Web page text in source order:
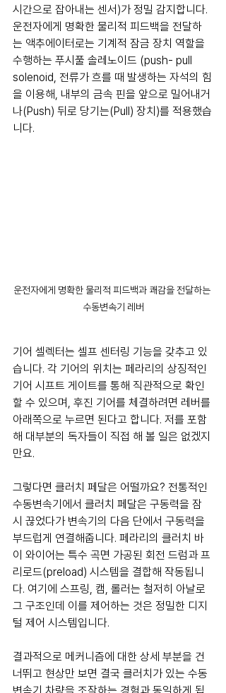
시간으로 잡아내는 센서)가 정밀 감지합니다.
운전자에게 명확한 물리적 피드백을 전달하
는 액추에이터로는 기계적 잠금 장치 역할을
수행하는 푸시풀 솔레노이드 (push- pull
solenoid, 전류가 흐를 때 발생하는 자석의 힘
을 이용해, 내부의 금속 핀을 앞으로 밀어내거
나(Push) 뒤로 당기는(Pull) 장치)를 적용했습
니다.
운전자에게 명확한 물리적 피드백과 쾌감을 전달하는
수동변속기 레버
기어 셀렉터는 셀프 센터링 기능을 갖추고 있
습니다. 각 기어의 위치는 페라리의 상징적인
기어 시프트 게이트를 통해 직관적으로 확인
할 수 있으며, 후진 기어를 체결하려면 레버를
아래쪽으로 누르면 된다고 합니다. 저를 포함
해 대부분의 독자들이 직접 해 볼 일은 없겠지
만요.
그렇다면 클러치 페달은 어떨까요? 전통적인
수동변속기에서 클러치 페달은 구동력을 잠
시 끊었다가 변속기의 다음 단에서 구동력을
부드럽게 연결해줍니다. 페라리의 클러치 바
이 와이어는 특수 곡면 가공된 회전 드럼과 프
리로드(preload) 시스템을 결합해 작동됩니
다. 여기에 스프링, 캠, 롤러는 철저히 아날로
그 구조인데 이를 제어하는 것은 정밀한 디지
털 제어 시스템입니다.
결과적으로 메커니즘에 대한 상세 부분을 건
너뛰고 현상만 보면 결국 클러치가 있는 수동